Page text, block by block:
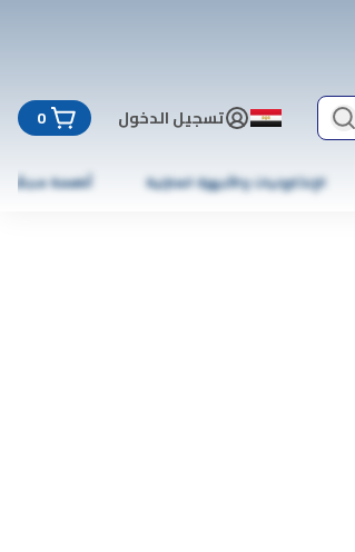
تسجيل الدخول 0
الإلكترونيات والأجهزة المنزلية أطعمة مجمّدة